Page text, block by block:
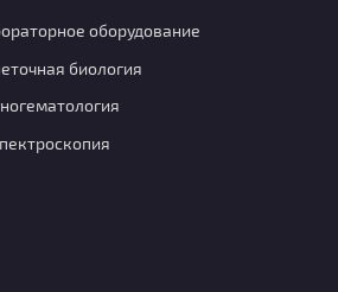
оборудование
биология